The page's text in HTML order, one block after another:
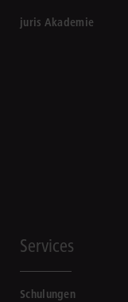
juris Akademie
Services
Schulungen